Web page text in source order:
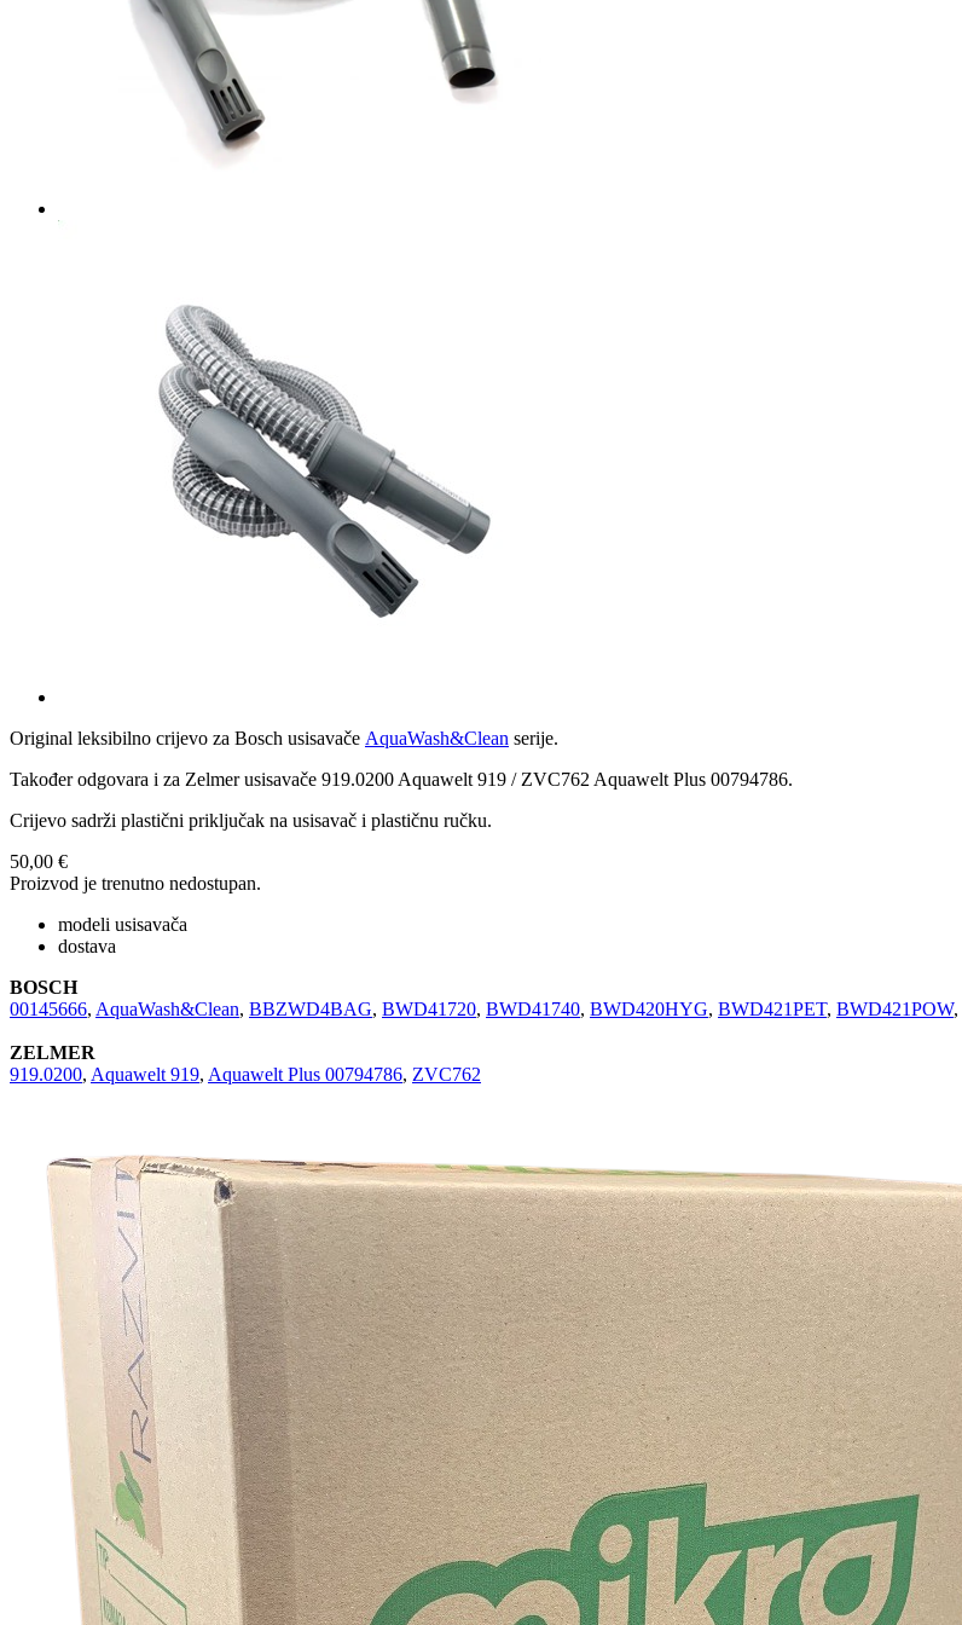
Original leksibilno crijevo za Bosch usisavače AquaWash&Clean serije.
Također odgovara i za Zelmer usisavače 919.0200 Aquawelt 919 / ZVC762 Aquawelt Plus 00794786.
Crijevo sadrži plastični priključak na usisavač i plastičnu ručku.
50,00 €
Proizvod je trenutno nedostupan.
modeli usisavača
dostava
BOSCH
00145666, AquaWash&Clean, BBZWD4BAG, BWD41720, BWD41740, BWD420HYG, BWD421PET, BWD421POW,
ZELMER
919.0200, Aquawelt 919, Aquawelt Plus 00794786, ZVC762